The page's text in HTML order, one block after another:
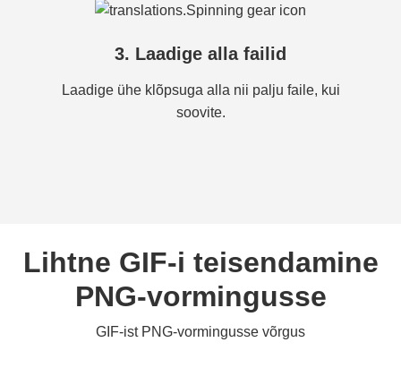
3. Laadige alla failid
Laadige ühe klõpsuga alla nii palju faile, kui
soovite.
Lihtne GIF-i teisendamine
PNG-vormingusse
GIF-ist PNG-vormingusse võrgus